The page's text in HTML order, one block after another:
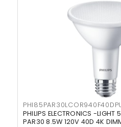
PHILIPS ELECTRONICS -LIGHT
PAR30 8.5W 120V 40D 4K